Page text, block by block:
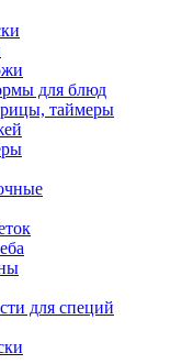
для блюд
таймеры
для специй